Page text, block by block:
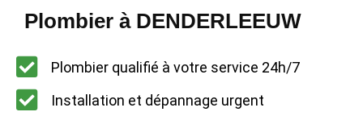
Plombier à DENDERLEEUW
Plombier qualifié à votre service 24h/7
Installation et dépannage urgent